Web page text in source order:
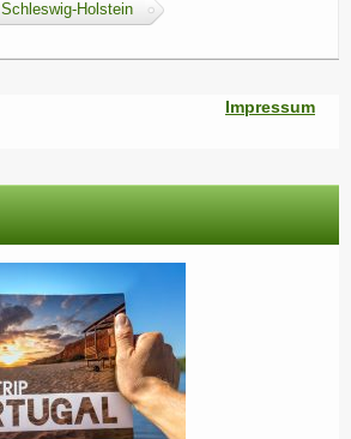
Schleswig-Holstein
Impressum